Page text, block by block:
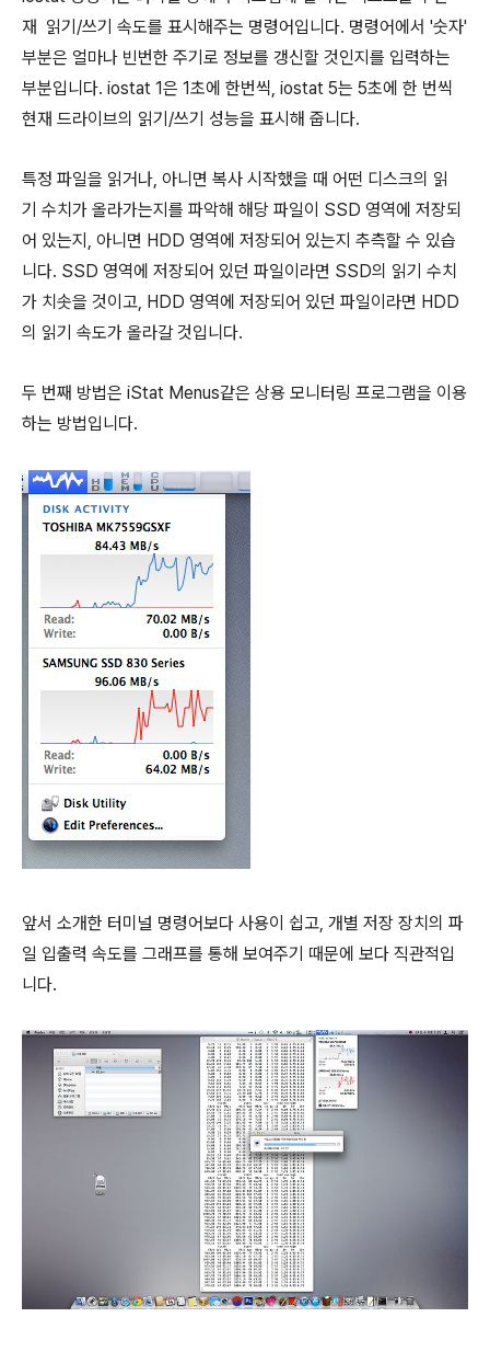
재 읽기/쓰기 속도를 표시해주는 명령어입니다. 명령어에서 '숫자'
부분은 얼마나 빈번한 주기로 정보를 갱신할 것인지를 입력하는
부분입니다. iostat 1은 1초에 한번씩, iostat 5는 5초에 한 번씩
현재 드라이브의 읽기/쓰기 성능을 표시해 줍니다.
특정 파일을 읽거나, 아니면 복사 시작했을 때 어떤 디스크의 읽
기 수치가 올라가는지를 파악해 해당 파일이 SSD 영역에 저장되
어 있는지, 아니면 HDD 영역에 저장되어 있는지 추측할 수 있습
니다. SSD 영역에 저장되어 있던 파일이라면 SSD의 읽기 수치
가 치솟을 것이고, HDD 영역에 저장되어 있던 파일이라면 HDD
의 읽기 속도가 올라갈 것입니다.
두 번째 방법은 iStat Menus같은 상용 모니터링 프로그램을 이용
하는 방법입니다.
앞서 소개한 터미널 명령어보다 사용이 쉽고, 개별 저장 장치의 파
일 입출력 속도를 그래프를 통해 보여주기 때문에 보다 직관적입
니다.